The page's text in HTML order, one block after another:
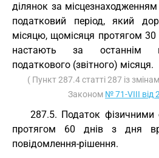
ділянок за
податковий період, який
місяцю, щомісяця протягом
настають за останнім
податкового (звітного) місяця.
( Пункт 287.4 статті 287 із
Законом № 71-VIII від
287.5. Податок фізичними
протягом 60 днів з дня
повідомлення-рішення.